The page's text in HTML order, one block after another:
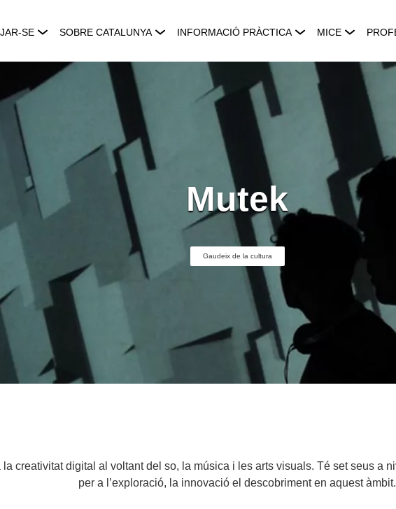
SE SOBRE CATALUNYA INFORMACIÓ PRÀCTICA MICE
Mutek
Gaudeix de la cultura
creativitat digital al voltant del so, la música i les arts visuals. Té set seus a
per a l’exploració, la innovació el descobriment en aquest àmbit.